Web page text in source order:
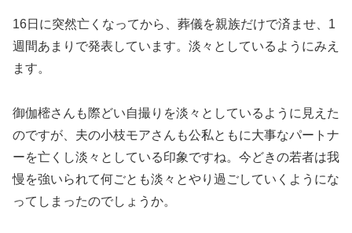
16日に突然亡くなってから、葬儀を親族だけで済ませ、1
週間あまりで発表しています。淡々としているようにみえ
ます。
御伽樒さんも際どい自撮りを淡々としているように見えた
のですが、夫の小枝モアさんも公私ともに大事なパートナ
ーを亡くし淡々としている印象ですね。今どきの若者は我
慢を強いられて何ごとも淡々とやり過ごしていくようにな
ってしまったのでしょうか。